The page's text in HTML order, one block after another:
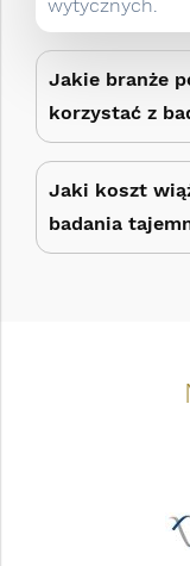
wytycznych.
Jakie branże
korzystać z
Jaki koszt
badania